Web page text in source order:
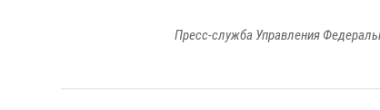
Пресс-служба Управления